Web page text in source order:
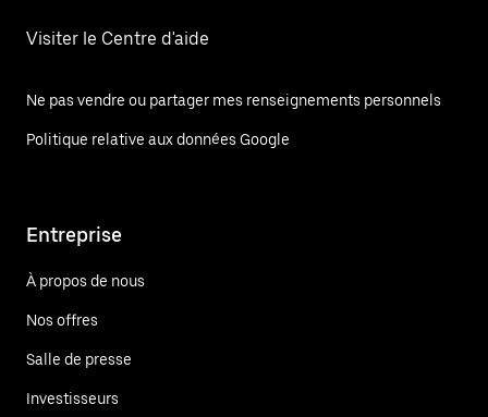
Visiter le Centre d'aide
Ne pas vendre ou partager mes renseignements personnels
Politique relative aux données Google
Entreprise
À propos de nous
Nos offres
Salle de presse
Investisseurs